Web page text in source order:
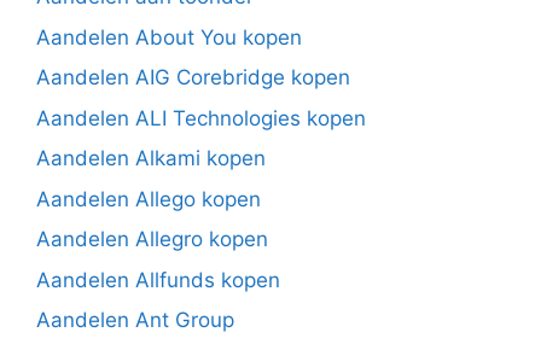
Aandelen About You kopen
Aandelen AIG Corebridge kopen
Aandelen ALI Technologies kopen
Aandelen Alkami kopen
Aandelen Allego kopen
Aandelen Allegro kopen
Aandelen Allfunds kopen
Aandelen Ant Group